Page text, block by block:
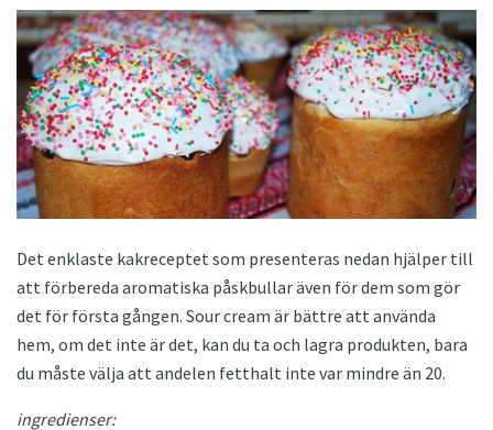
Det enklaste kakreceptet som presenteras nedan hjälper till
att förbereda aromatiska påskbullar även för dem som gör
det för första gången. Sour cream är bättre att använda
hem, om det inte är det, kan du ta och lagra produkten, bara
du måste välja att andelen fetthalt inte var mindre än 20.
ingredienser: